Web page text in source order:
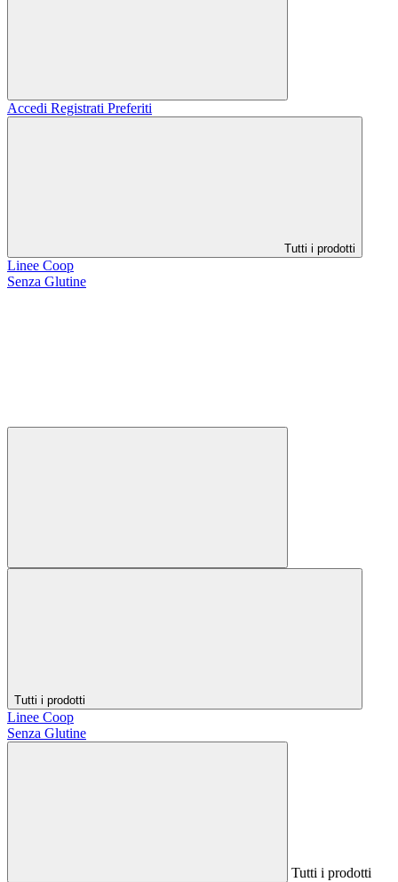
Accedi Registrati Preferiti
Tutti i prodotti
Linee Coop
Senza Glutine
Tutti i prodotti
Linee Coop
Senza Glutine
Tutti i prodotti